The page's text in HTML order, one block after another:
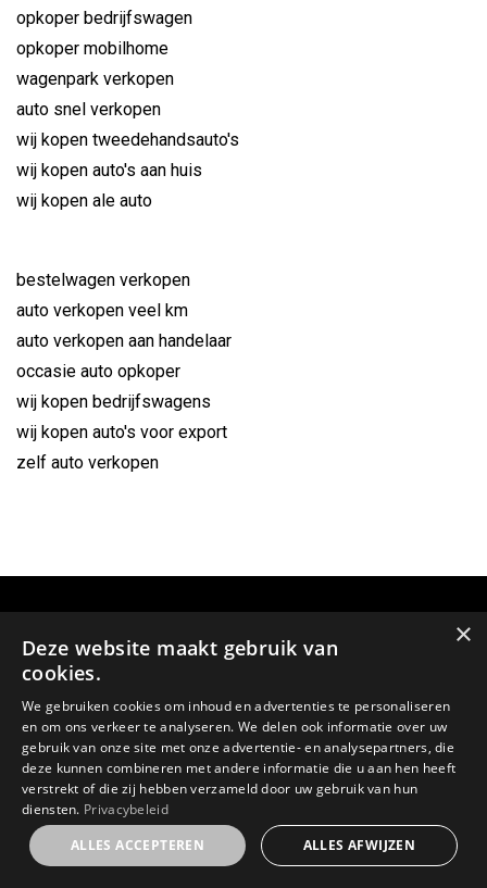
opkoper bedrijfswagen
opkoper mobilhome
wagenpark verkopen
auto snel verkopen
wij kopen tweedehandsauto's
wij kopen auto's aan huis
wij kopen ale auto
bestelwagen verkopen
auto verkopen veel km
auto verkopen aan handelaar
occasie auto opkoper
wij kopen bedrijfswagens
wij kopen auto's voor export
zelf auto verkopen
GSM:
0478 64 59 23
×
Deze website maakt gebruik van
cookies.
We gebruiken cookies om inhoud en advertenties te personaliseren
en om ons verkeer te analyseren. We delen ook informatie over uw
gebruik van onze site met onze advertentie- en analysepartners, die
deze kunnen combineren met andere informatie die u aan hen heeft
verstrekt of die zij hebben verzameld door uw gebruik van hun
diensten. Privacybeleid
ALLES ACCEPTEREN
ALLES AFWIJZEN